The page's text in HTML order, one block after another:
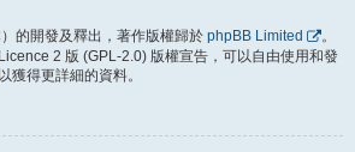
的開發及釋出，著作版權歸於 phpBB Limited
。
2 版 (GPL-2.0) 版權宣告，可以自由使用和發
以獲得更詳細的資料。